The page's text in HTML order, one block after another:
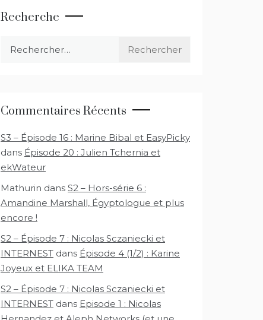
Recherche
Commentaires Récents
S3 – Épisode 16 : Marine Bibal et EasyPicky
dans Épisode 20 : Julien Tchernia et
ekWateur
Mathurin dans S2 – Hors-série 6 :
Amandine Marshall, Égyptologue et plus
encore !
S2 – Épisode 7 : Nicolas Sczaniecki et
INTERNEST dans Épisode 4 (1/2) : Karine
Joyeux et ELIKA TEAM
S2 – Épisode 7 : Nicolas Sczaniecki et
INTERNEST dans Episode 1 : Nicolas